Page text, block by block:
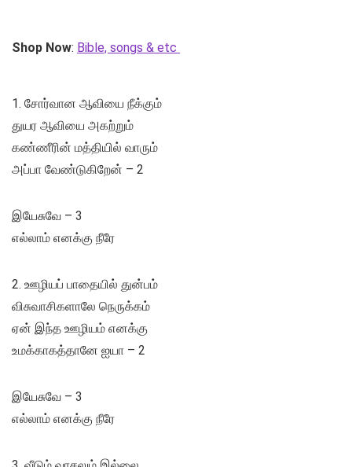
Shop Now: Bible, songs & etc
1. சோர்வான ஆவியை நீக்கும்
துயர ஆவியை அகற்றும்
கண்ணீரின் மத்தியில் வாரும்
அப்பா வேண்டுகிறேன் – 2
இயேசுவே – 3
எல்லாம் எனக்கு நீரே
2. ஊழியப் பாதையில் துன்பம்
விசுவாசிகளாலே நெருக்கம்
ஏன் இந்த ஊழியம் எனக்கு
உமக்காகத்தானே ஐயா – 2
இயேசுவே – 3
எல்லாம் எனக்கு நீரே